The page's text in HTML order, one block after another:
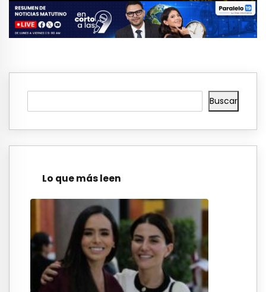
Buscar
Lo que más leen